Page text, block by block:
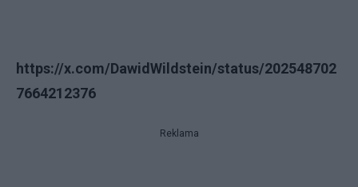
https://x.com/DawidWildstein/status/202548702
7664212376
Reklama